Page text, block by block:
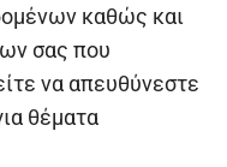
καθώς και
σας που
να απευθύνεστε
θέματα